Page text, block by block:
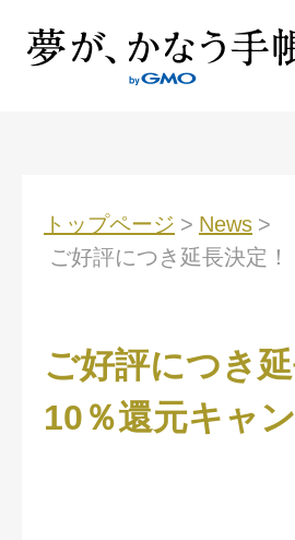
トップページ > News >
ご好評につき延長決定
ご好評につき
10％還元キャ